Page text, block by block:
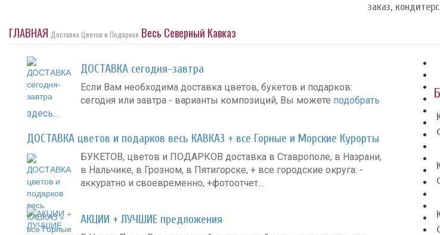
заказ,
ГЛАВНАЯ Доставка Цветов и Подарков Весь Северный Кавказ
ДОСТАВКА сегодня-завтра
Если Вам необходима доставка цветов, букетов и подарков:
сегодня или завтра - варианты композиций, Вы можете подобрать
здесь...
ДОСТАВКА цветов и подарков весь КАВКАЗ + все Горные и Морские Курорты
БУКЕТОВ, цветов и ПОДАРКОВ доставка в Ставрополе, в Назрани,
в Нальчике, в Грозном, в Пятигорске, + все городские округа: -
аккуратно и своевременно, +фотоотчет...
АКЦИИ + ЛУЧШИЕ предложения